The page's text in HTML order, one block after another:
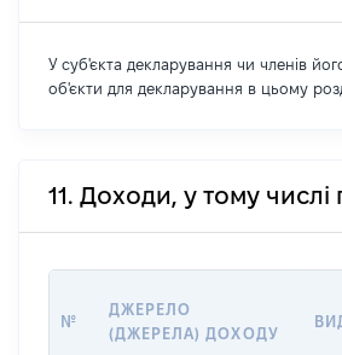
У суб'єкта декларування чи членів його
об'єкти для декларування в цьому
11. Доходи, у тому
№
ДЖЕРЕЛО
(ДЖЕРЕЛА) ДОХОДУ